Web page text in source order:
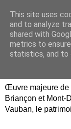
Vauban
Œuvre majeure de
Briançon et Mont-
Vauban, le
This site uses
and to analyze
shared with
metrics to
statistics, and to